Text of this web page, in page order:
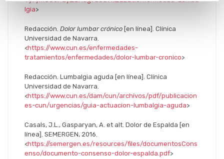
lgia>
Redacción. Dolor lumbar crónico [en línea]. Clínica
Universidad de Navarra.
<https://www.cun.es/enfermedades-
tratamientos/enfermedades/dolor-lumbar-cronico>
Redacción. Lumbalgia aguda [en línea]. Clínica
Universidad de Navarra.
<https://www.cun.es/dam/cun/archivos/pdf/publicacion
es-cun/urgencias/guia-actuacion-lumbalgia-aguda>
Casals, J.L., Gasparyan, A. et alt. Dolor de Espalda [en
línea]. SEMERGEN, 2016.
<https://semergen.es/resources/files/documentosCons
enso/documento-consenso-dolor-espalda.pdf>